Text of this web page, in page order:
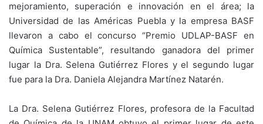
mejoramiento, superación e innovación en el área; la
Universidad de las Américas Puebla y la empresa BASF
llevaron a cabo el concurso “Premio UDLAP-BASF en
Química Sustentable”, resultando ganadora del primer
lugar la Dra. Selena Gutiérrez Flores y el segundo lugar
fue para la Dra. Daniela Alejandra Martínez Natarén.
La Dra. Selena Gutiérrez Flores, profesora de la Facultad